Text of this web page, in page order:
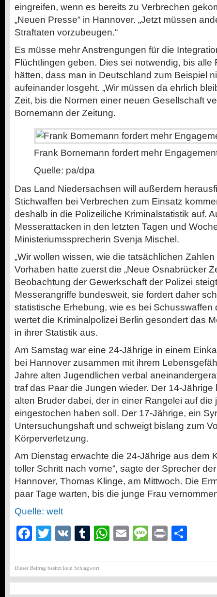
eingreifen, wenn es bereits zu Verbrechen
„Neuen Presse“ in Hannover. „Jetzt müssen
Straftaten vorzubeugen.“
Es müsse mehr Anstrengungen für die
Flüchtlingen geben. Dies sei notwendig, bis alle
hätten, dass man in Deutschland zum Beispiel
aufeinander losgeht. „Wir müssen da ehrlich
Zeit, bis die Normen einer neuen Gesellschaft
Bornemann der Zeitung.
Frank Bornemann fordert mehr
Quelle: pa/dpa
Das Land Niedersachsen will außerdem
Stichwaffen bei Verbrechen zum Einsatz
deshalb in die Polizeiliche Kriminalstatistik auf.
Messerattacken in den letzten Tagen und
Ministeriumssprecherin Svenja Mischel.
„Wir wollen wissen, wie die tatsächlichen
Vorhaben hatte zuerst die „Neue Osnabrücker
Beobachtung der Gewerkschaft der Polizei
Messerangriffe bundesweit, sie fordert daher
statistische Erhebung, wie es bei Schusswaffen
wertet die Kriminalpolizei Berlin gesondert das
in ihrer Statistik aus.
Am Samstag war eine 24-Jährige in einem
bei Hannover zusammen mit ihrem
Jahre alten Jugendlichen verbal
traf das Paar die Jungen wieder. Der 14-
alten Bruder dabei, der in einer Rangelei auf die
eingestochen haben soll. Der 17-Jährige, ein
Untersuchungshaft und schweigt bislang zum
Körperverletzung.
Am Dienstag erwachte die 24-Jährige aus dem
toller Schritt nach vorne“, sagte der Sprecher
Hannover, Thomas Klinge, am Mittwoch. Die
paar Tage warten, bis die junge Frau
Quelle: welt
Facebook
Twitter
VK Tumblr
WhatsApp
EmailMessage
Print
Dieser Beitrag besitzt kein Schlagwort